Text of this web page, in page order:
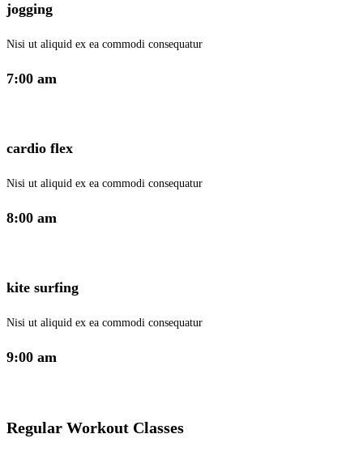
jogging
Nisi ut aliquid ex ea commodi consequatur
7:00 am
cardio flex
Nisi ut aliquid ex ea commodi consequatur
8:00 am
kite surfing
Nisi ut aliquid ex ea commodi consequatur
9:00 am
Regular Workout Classes